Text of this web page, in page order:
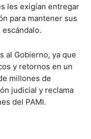
les exigían entregar
para mantener sus
al Gobierno, ya que
y retornos en un
millones de
judicial y reclama
del PAMI.